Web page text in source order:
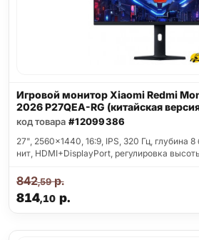
Игровой монитор Xiaomi Redmi
2026 P27QEA-RG (китайская
код товара #12099386
27", 2560x1440, 16:9, IPS, 320 Гц, глубина
нит, HDMI+DisplayPort, регулировка
814,10р.
842,59р.